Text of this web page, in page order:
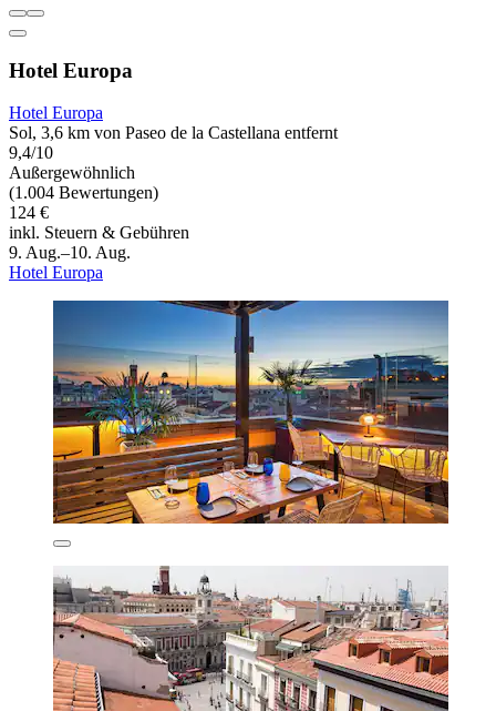
Hotel Europa
Hotel Europa
Sol, 3,6 km von Paseo de la Castellana entfernt
9,4/10
Außergewöhnlich
(1.004 Bewertungen)
124 €
inkl. Steuern & Gebühren
9. Aug.–10. Aug.
Hotel Europa